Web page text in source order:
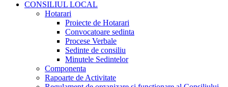
CONSILIUL LOCAL
Hotarari
Proiecte de Hotarari
Convocatoare sedinta
Procese Verbale
Sedinte de consiliu
Minutele Sedintelor
Componenta
Rapoarte de Activitate